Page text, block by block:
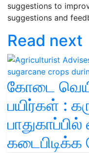
suggestions to
suggestions and
Read next
கோடை
பயிர்கள் :